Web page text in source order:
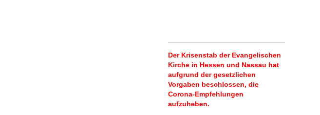
Der Krisenstab der Evangelischen
Kirche in Hessen und Nassau hat
aufgrund der gesetzlichen
Vorgaben beschlossen, die
Corona-Empfehlungen
aufzuheben.